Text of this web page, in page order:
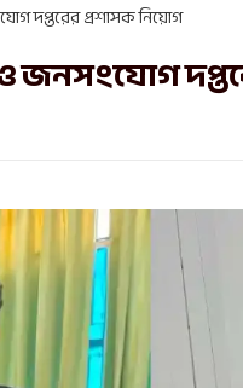
দপ্তরের প্রশাসক নিয়োগ
ও জনসংযোগ